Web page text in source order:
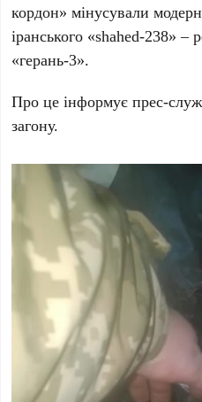
кордон» мінусували
іранського «shahed-238»
«герань-3».
Про це інформує прес-
загону.